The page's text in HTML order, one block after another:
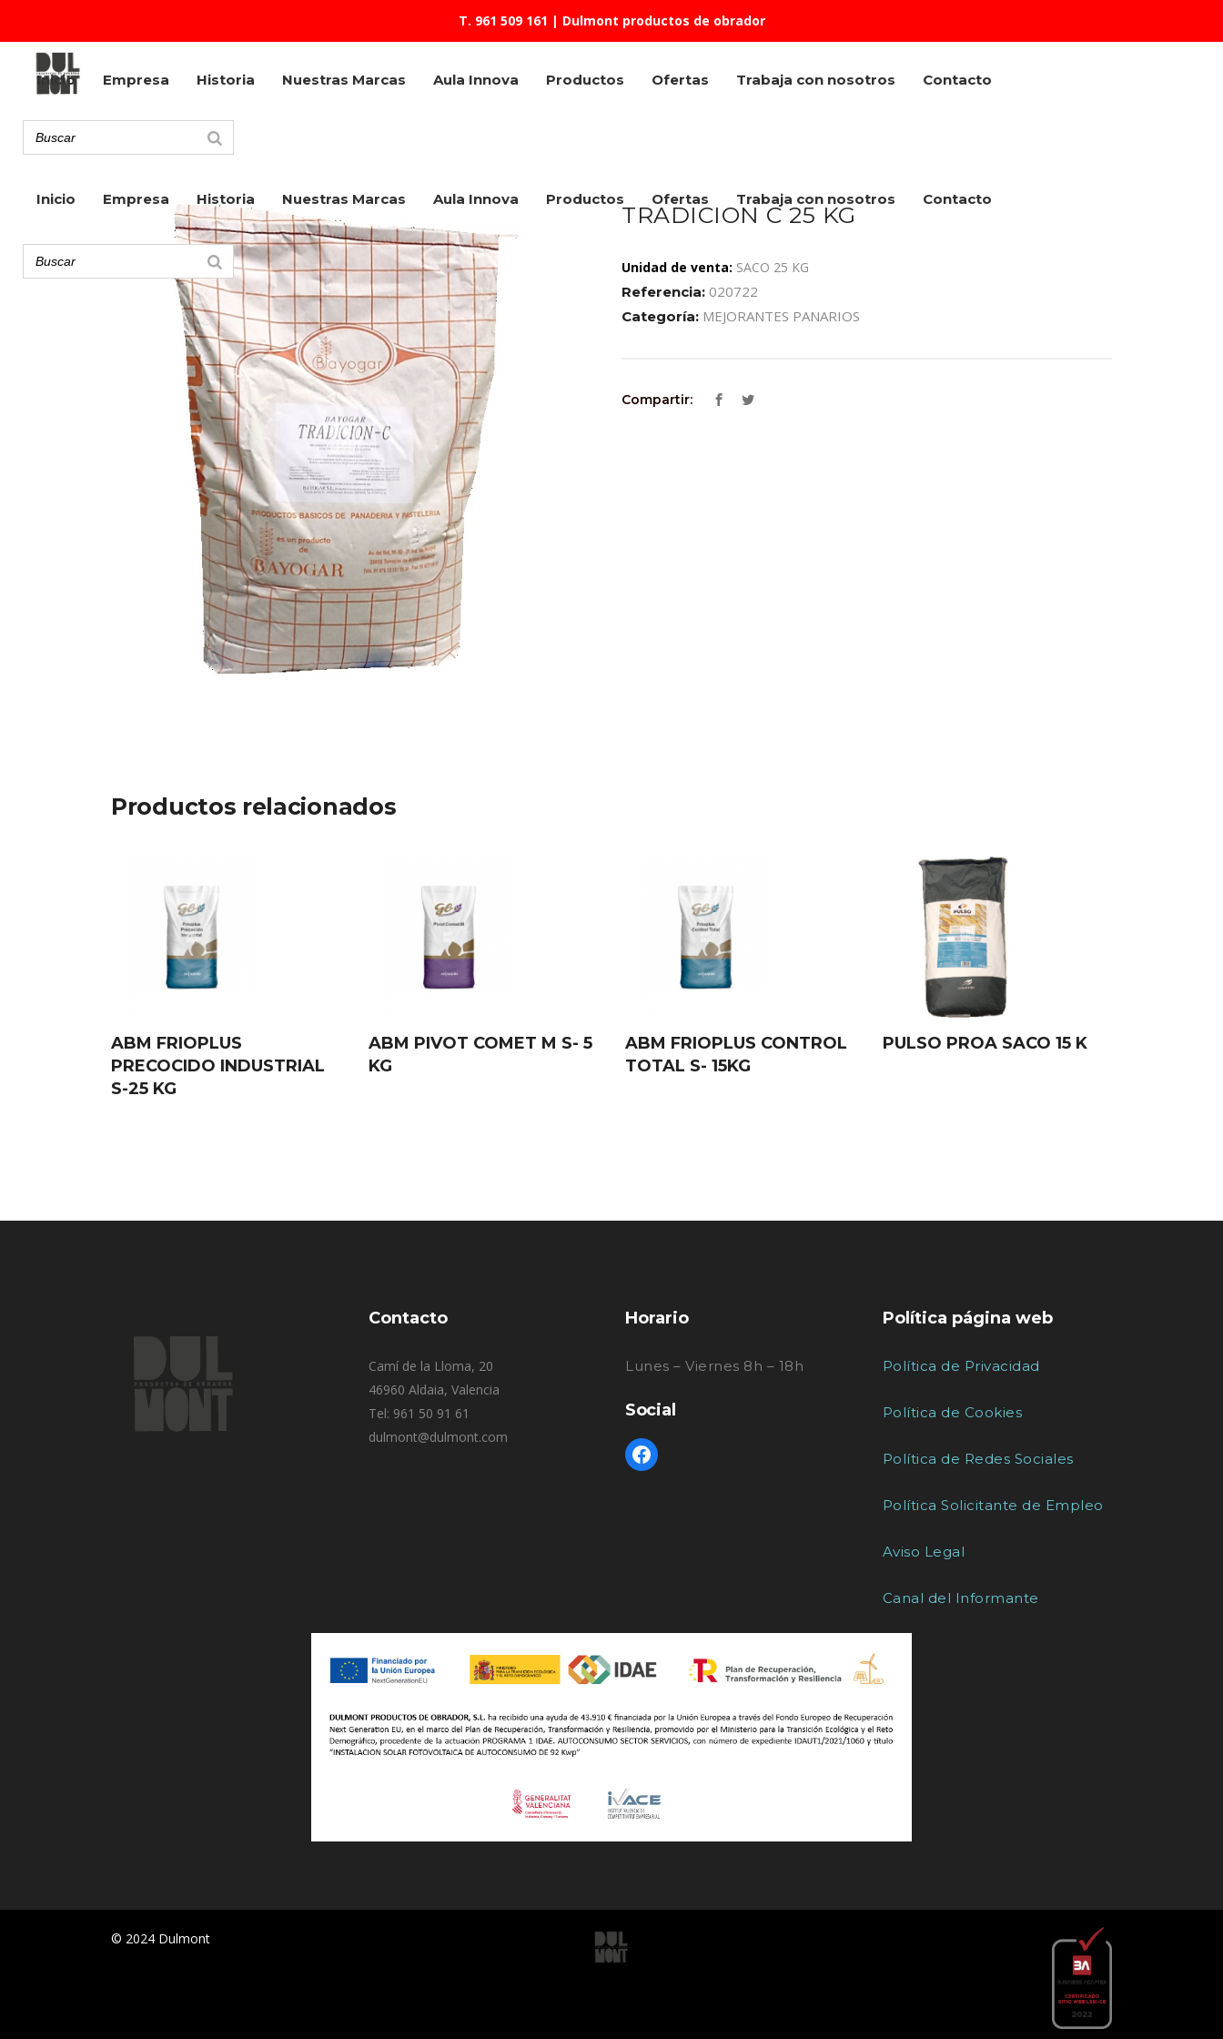
T. 961 509 161 | Dulmont productos de obrador
Inicio Empresa Historia Nuestras Marcas Aula Innova Productos Ofertas Trabaja con nosotros Contacto
Inicio Empresa Historia Nuestras Marcas Aula Innova Productos Ofertas Trabaja con nosotros Contacto
TRADICION C 25 KG
Unidad de venta: SACO 25 KG
Referencia: 020722
Categoría: MEJORANTES PANARIOS
Compartir:
Productos relacionados
ABM FRIOPLUS
PRECOCIDO INDUSTRIAL
S-25 KG
ABM PIVOT COMET M S- 5
KG
ABM FRIOPLUS CONTROL
TOTAL S- 15KG
PULSO PROA SACO 15 K
Contacto
Camí de la Lloma, 20
46960 Aldaia, Valencia
Tel: 961 50 91 61
dulmont@dulmont.com
Horario
Lunes – Viernes 8h – 18h
Social
Política página web
Política de Privacidad
Política de Cookies
Política de Redes Sociales
Política Solicitante de Empleo
Aviso Legal
Canal del Informante
© 2024 Dulmont